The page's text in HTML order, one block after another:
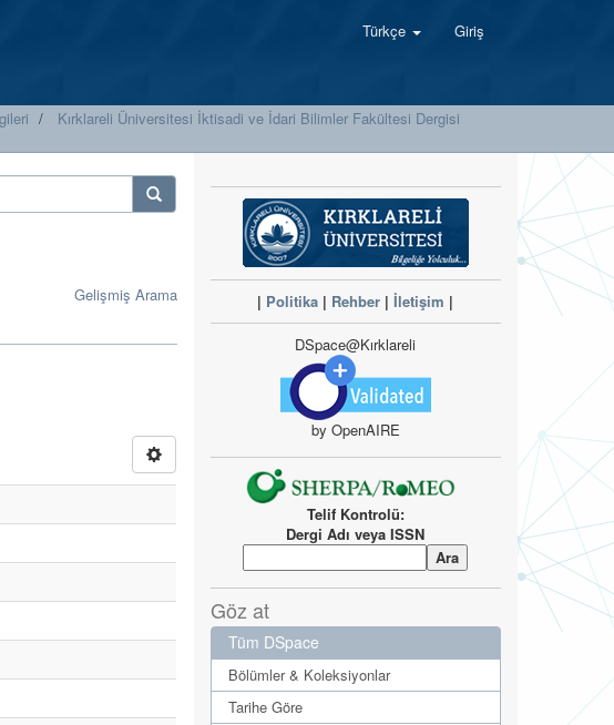
Türkçe Giriş
Kırklareli Üniversitesi İktisadi ve İdari Bilimler Fakültesi Dergisi
Gelişmiş Arama
| Politika | Rehber |İletişim |
DSpace@Kırklareli
by OpenAIRE
Telif Kontrolü:
Dergi Adı veya ISSN
Göz at
Tüm DSpace
Bölümler & Koleksiyonlar
Tarihe Göre